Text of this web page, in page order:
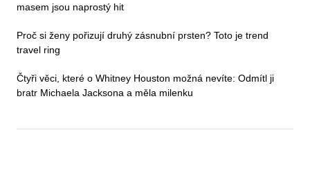
masem jsou naprostý hit
Proč si ženy pořizují druhý zásnubní prsten? Toto je trend
travel ring
Čtyři věci, které o Whitney Houston možná nevíte: Odmítl ji
bratr Michaela Jacksona a měla milenku